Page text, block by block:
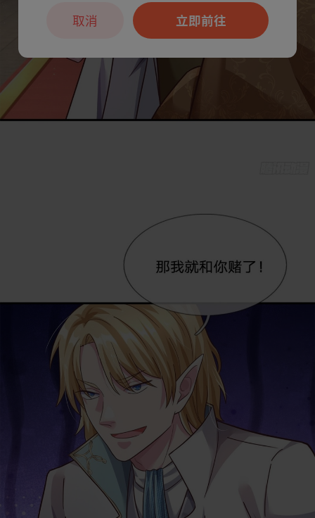
立即前往
取消